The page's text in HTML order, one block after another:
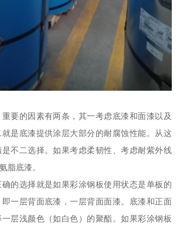
要的因素有两条，其一考虑底漆和面漆以及
是底漆提供涂层大部分的耐腐蚀性能。从这
不二选择。如果考虑柔韧性、考虑耐紫外线
脂底漆。
的选择就是如果彩涂钢板使用状态是单板的
一层背面底漆，一层背面面漆。底漆和正面
层浅颜色（如白色）的聚酯。如果彩涂钢板